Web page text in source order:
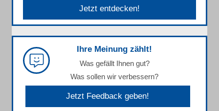
Jetzt entdecken!
Ihre Meinung zählt!
Was gefällt Ihnen gut?
Was sollen wir verbessern?
Jetzt Feedback geben!